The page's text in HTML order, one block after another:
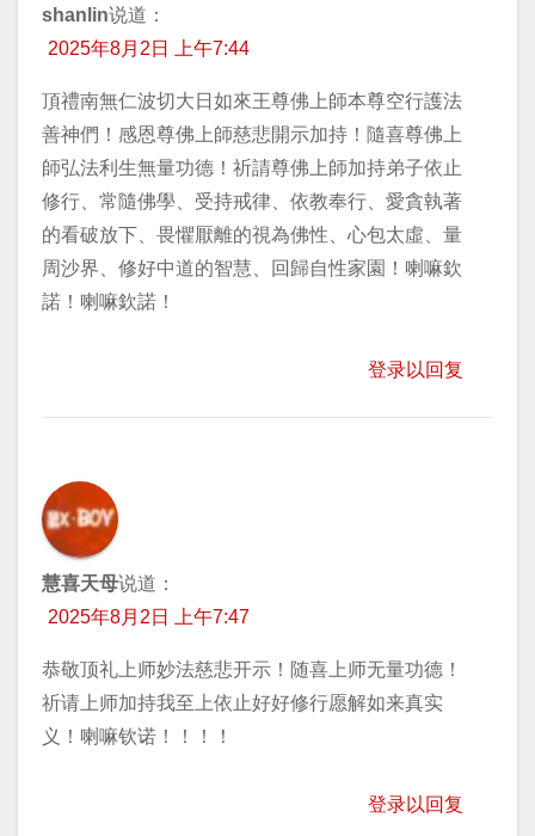
shanlin说道：
2025年8月2日 上午7:44
頂禮南無仁波切大日如來王尊佛上師本尊空行護法
善神們！感恩尊佛上師慈悲開示加持！隨喜尊佛上
師弘法利生無量功德！祈請尊佛上師加持弟子依止
修行、常隨佛學、受持戒律、依教奉行、愛貪執著
的看破放下、畏懼厭離的視為佛性、心包太虛、量
周沙界、修好中道的智慧、回歸自性家園！喇嘛欽
諾！喇嘛欽諾！
登录以回复
慧喜天母说道：
2025年8月2日 上午7:47
恭敬顶礼上师妙法慈悲开示！随喜上师无量功德！
祈请上师加持我至上依止好好修行愿解如来真实
义！喇嘛钦诺！！！！
登录以回复